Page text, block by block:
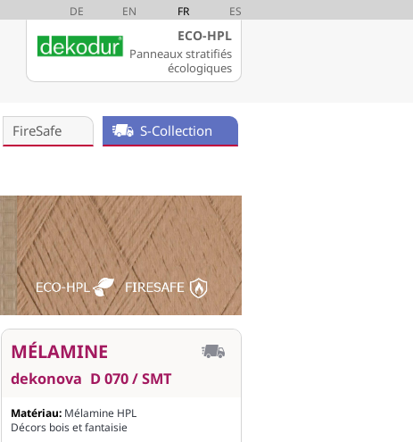
DE EN FR ES
ECO-HPL
Panneaux stratifiés
écologiques
FireSafe S-Collection
MÉLAMINE
dekonova D 070 / SMT
Matériau: Mélamine HPL
Décors bois et fantaisie